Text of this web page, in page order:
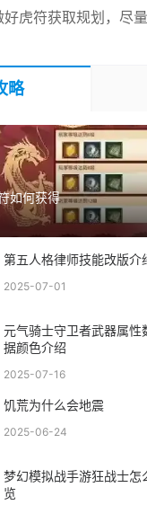
虎符获取规划，尽
略
如何获得
第五人格律师技能改版介
2025-07-01
元气骑士守卫者武器属
据颜色介绍
2025-07-16
饥荒为什么会地震
2025-06-24
梦幻模拟战手游狂战士
览